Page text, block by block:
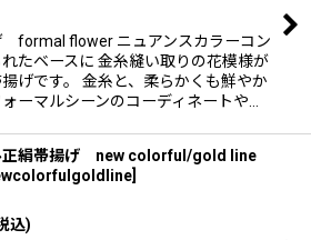
formal flower ニュアンスカラーコン
たベースに 金糸縫い取りの花模様が
げです。 金糸と、柔らかくも鮮やか
ーマルシーンのコーディネートや…
正絹帯揚げ new colorful/gold line
込)